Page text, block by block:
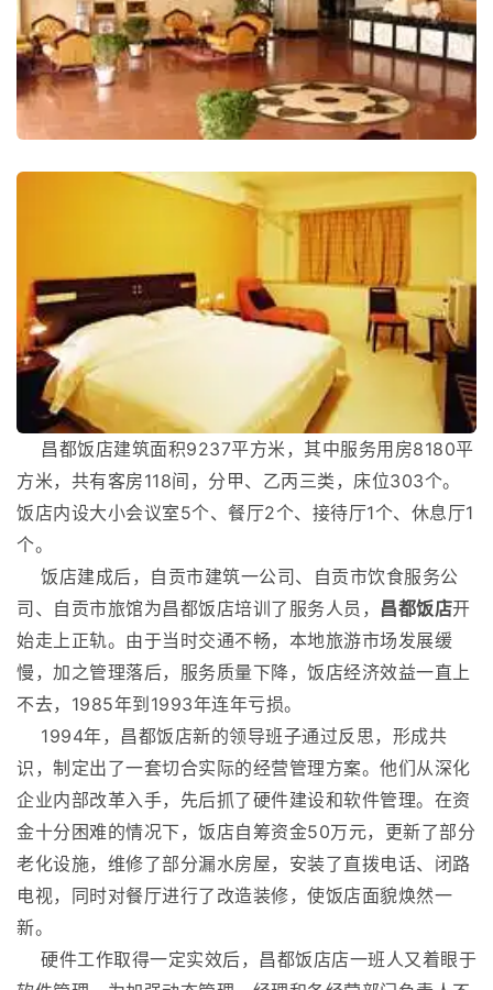
昌都饭店建筑面积9237平方米，其中服务用房8180平
方米，共有客房118间，分甲、乙丙三类，床位303个。
饭店内设大小会议室5个、餐厅2个、接待厅1个、休息厅1
个。
饭店建成后，自贡市建筑一公司、自贡市饮食服务公
司、自贡市旅馆为昌都饭店培训了服务人员， 昌都饭店开
始走上正轨。由于当时交通不畅，本地旅游市场发展缓
慢，加之管理落后，服务质量下降，饭店经济效益一直上
不去，1985年到1993年连年亏损。
1994年，昌都饭店新的领导班子通过反思，形成共
识，制定出了一套切合实际的经营管理方案。他们从深化
企业内部改革入手，先后抓了硬件建设和软件管理。在资
金十分困难的情况下，饭店自筹资金50万元，更新了部分
老化设施，维修了部分漏水房屋，安装了直拨电话、闭路
电视，同时对餐厅进行了改造装修，使饭店面貌焕然一
新。
硬件工作取得一定实效后，昌都饭店店一班人又着眼于